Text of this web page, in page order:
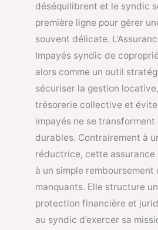
déséquilibrent et le syndic
première ligne pour gérer
souvent délicate.
Impayés syndic de
alors comme un outil
sécuriser la gestion
trésorerie collective et
impayés ne se
durables. Contrairement à
réductrice, cette assurance
à un simple remboursement
manquants. Elle structure
protection financière et
au syndic d’exercer sa